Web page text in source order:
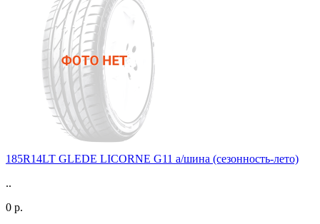
185R14LT GLEDE LICORNE G11 а/шина (сезонность-лето)
..
0 р.